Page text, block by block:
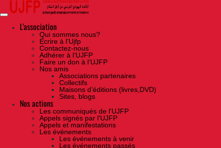
Skip
the
contentL'association
Qui sommes nous?
Ecrire à l’Ujfp
Contactez-nous
Adhérer à l’UJFP
Faire un don à l’UJFP
Nos amis
Associations partenaires
Collectifs
Maisons d’éditions (livres,DVD)
Sites, blogs
Nos actions
Les communiqués de l'UJFP
Appels signés par l'UJFP
Appels et manifestations
Les événements
Les événements à venir
Les événements passés